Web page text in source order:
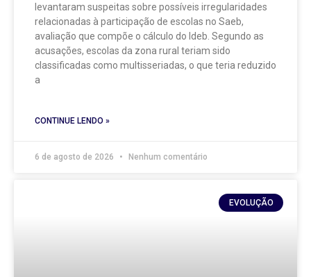
levantaram suspeitas sobre possíveis irregularidades
relacionadas à participação de escolas no Saeb,
avaliação que compõe o cálculo do Ideb. Segundo as
acusações, escolas da zona rural teriam sido
classificadas como multisseriadas, o que teria reduzido
a
CONTINUE LENDO »
6 de agosto de 2026 Nenhum comentário
EVOLUÇÃO